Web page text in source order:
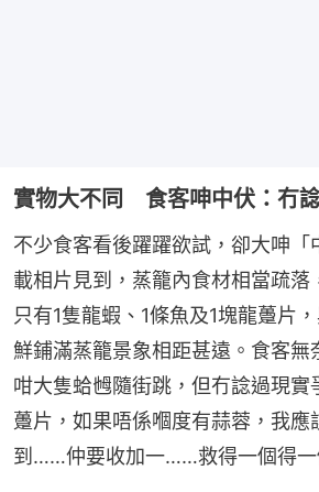
實物大不同 食客呻中伏：冇
不少食客看後躍躍欲試，卻大呻「
載相片見到，蒸籠內食材相當疏落
只有1隻龍蝦、1條魚及1塊龍躉片
鮮鋪滿蒸籠景象相距甚遠。食客無
咁大隻蛤乸隨街跳，但冇諗過現
躉片，如果唔係嗰度有蒜蓉，我應
到……仲要收加一……救得一個得